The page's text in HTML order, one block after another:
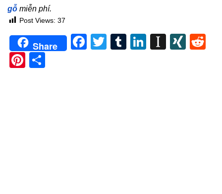
gỗ miễn phí.
Post Views: 37
Share Facebook
TwitterTumblrLinkedIn
Pinterest